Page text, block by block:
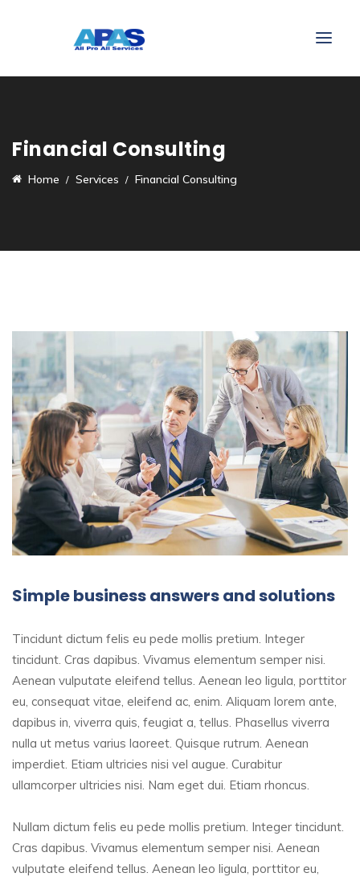
Financial Consulting
Home Services Financial Consulting
Simple business answers and solutions
Tincidunt dictum felis eu pede mollis pretium. Integer
tincidunt. Cras dapibus. Vivamus elementum semper nisi.
Aenean vulputate eleifend tellus. Aenean leo ligula, porttitor
eu, consequat vitae, eleifend ac, enim. Aliquam lorem ante,
dapibus in, viverra quis, feugiat a, tellus. Phasellus viverra
nulla ut metus varius laoreet. Quisque rutrum. Aenean
imperdiet. Etiam ultricies nisi vel augue. Curabitur
ullamcorper ultricies nisi. Nam eget dui. Etiam rhoncus.
Nullam dictum felis eu pede mollis pretium. Integer tincidunt.
Cras dapibus. Vivamus elementum semper nisi. Aenean
vulputate eleifend tellus. Aenean leo ligula, porttitor eu,